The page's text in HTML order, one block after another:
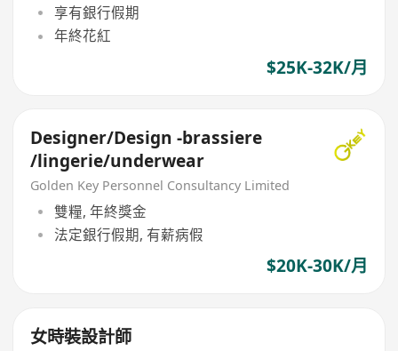
享有銀行假期
年終花紅
$25K-32K/月
Designer/Design -brassiere
/lingerie/underwear
Golden Key Personnel Consultancy Limited
雙糧, 年終獎金
法定銀行假期, 有薪病假
$20K-30K/月
女時裝設計師